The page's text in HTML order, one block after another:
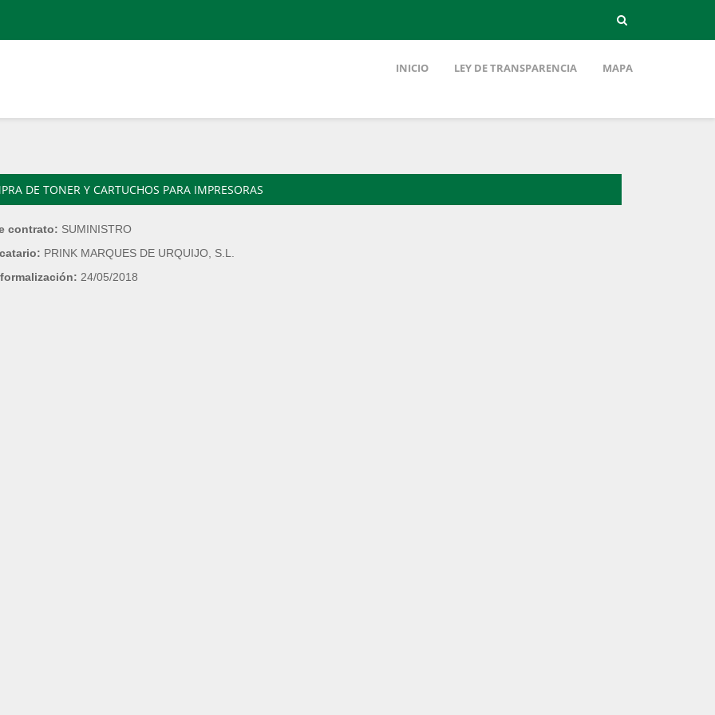
INICIO LEY DE TRANSPARENCIA MAPA
DE TONER Y CARTUCHOS PARA IMPRESORAS
contrato: SUMINISTRO
PRINK MARQUES DE URQUIJO, S.L.
24/05/2018